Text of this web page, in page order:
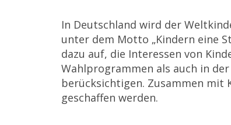
In Deutschland wird der
unter dem Motto „Kindern eine
dazu auf, die Interessen von
Wahlprogrammen als auch in
berücksichtigen. Zusammen mit
geschaffen werden.